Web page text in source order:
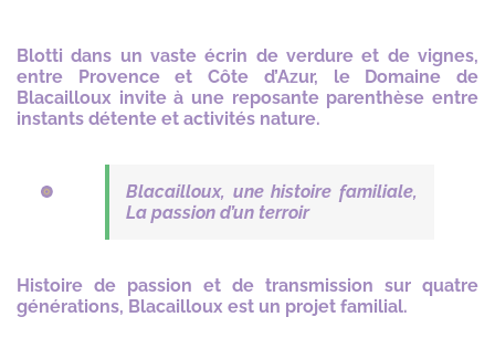
Blotti dans un vaste écrin de verdure et de vignes,
entre Provence et Côte d’Azur, le Domaine de
Blacailloux invite à une reposante parenthèse entre
instants détente et activités nature.
Blacailloux, une histoire familiale,
La passion d’un terroir
Histoire de passion et de transmission sur quatre
générations, Blacailloux est un projet familial.